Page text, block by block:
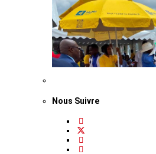
Nous Suivre